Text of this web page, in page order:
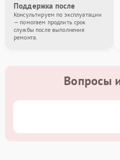
Поддержка после
Консультируем по эксплуатации
— помогаем продлить срок
службы после выполнения
ремонта.
Вопросы